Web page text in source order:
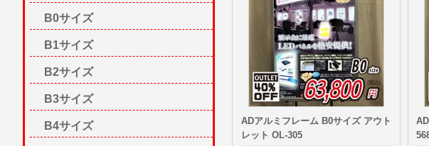
ADアルミフレーム B0サイズ アウト
レット OL-305
B0サイズ
B1サイズ
B2サイズ
B3サイズ
B4サイズ